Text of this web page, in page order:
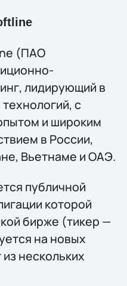
(ПАО
лидирующий в
c
и широким
в России,
Вьетнаме и ОАЭ.
публичной
которой
бирже (тикер —
на новых
нескольких